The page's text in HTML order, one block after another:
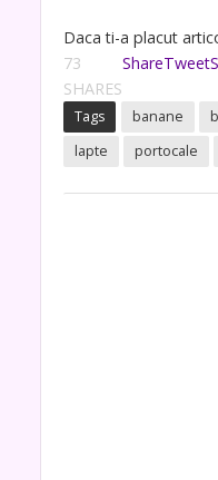
Daca ti-a placut
73
SHARES
ShareTweet
Tags banane
lapte
portocale